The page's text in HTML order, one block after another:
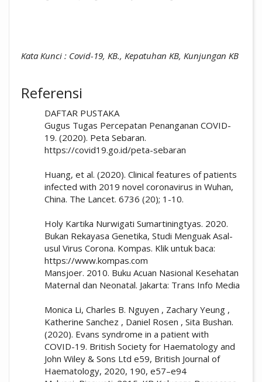
Kata Kunci : Covid-19, KB., Kepatuhan KB, Kunjungan KB
Referensi
DAFTAR PUSTAKA
Gugus Tugas Percepatan Penanganan COVID-
19. (2020). Peta Sebaran.
https://covid19.go.id/peta-sebaran
Huang, et al. (2020). Clinical features of patients
infected with 2019 novel coronavirus in Wuhan,
China. The Lancet. 6736 (20); 1-10.
Holy Kartika Nurwigati Sumartiningtyas. 2020.
Bukan Rekayasa Genetika, Studi Menguak Asal-
usul Virus Corona. Kompas. Klik untuk baca:
https://www.kompas.com
Mansjoer. 2010. Buku Acuan Nasional Kesehatan
Maternal dan Neonatal. Jakarta: Trans Info Media
Monica Li, Charles B. Nguyen , Zachary Yeung ,
Katherine Sanchez , Daniel Rosen , Sita Bushan.
(2020). Evans syndrome in a patient with
COVID-19. British Society for Haematology and
John Wiley & Sons Ltd e59, British Journal of
Haematology, 2020, 190, e57–e94